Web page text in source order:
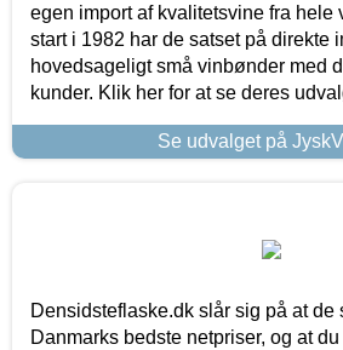
egen import af kvalitetsvine fra hele
start i 1982 har de satset på direkte
hovedsageligt små vinbønder med
kunder. Klik her for at se deres
Se udvalget på
Densidsteflaske.dk slår sig på at de
Danmarks bedste netpriser, og at